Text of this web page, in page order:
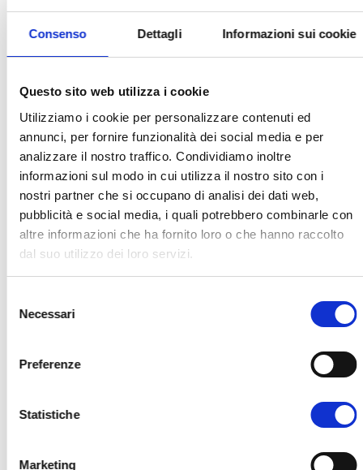
Consenso Dettagli Informazioni sui cookie
Questo sito web utilizza i cookie
Utilizziamo i cookie per personalizzare contenuti ed
annunci, per fornire funzionalità dei social media e per
analizzare il nostro traffico. Condividiamo inoltre
informazioni sul modo in cui utilizza il nostro sito con i
nostri partner che si occupano di analisi dei dati web,
pubblicità e social media, i quali potrebbero combinarle con
altre informazioni che ha fornito loro o che hanno raccolto
dal suo utilizzo dei loro servizi.
Necessari
Preferenze
Statistiche
Marketing
OPEN DAY 2026 - Dai forma al tuo futuro
Canale video